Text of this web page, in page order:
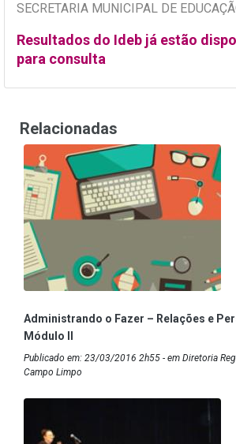
SECRETARIA MUNICIPAL DE
Resultados do Ideb já estão
para consulta
Relacionadas
Administrando o Fazer – Relações e
Módulo II
Publicado em: 23/03/2016 2h55 - em Diretoria
Campo Limpo